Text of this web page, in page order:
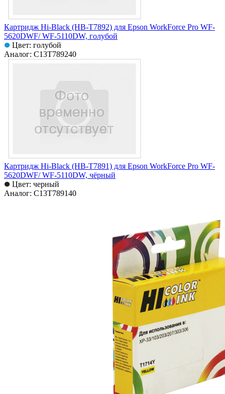
Картридж Hi-Black (HB-T7892) для Epson WorkForce Pro WF-
5620DWF/ WF-5110DW, голубой
Цвет: голубой
Аналог: C13T789240
Картридж Hi-Black (HB-T7891) для Epson WorkForce Pro WF-
5620DWF/ WF-5110DW, чёрный
Цвет: черный
Аналог: C13T789140